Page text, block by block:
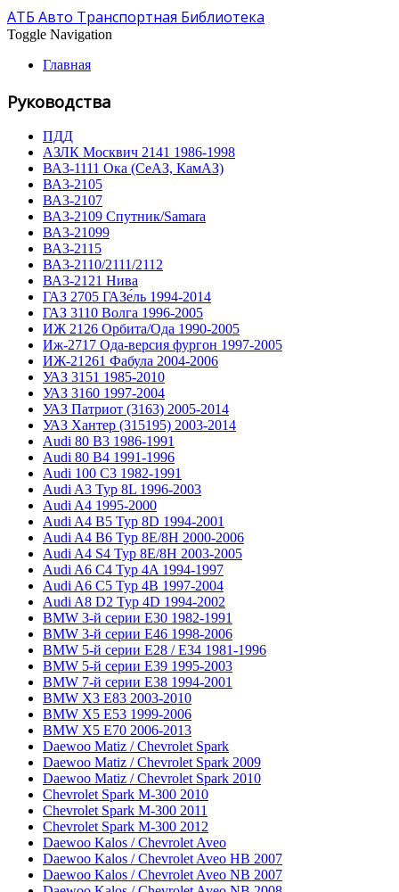
АТБ Авто Транспортная Библиотека
Toggle Navigation
Главная
Руководства
ПДД
АЗЛК Москвич 2141 1986-1998
ВА3-1111 Ока (СеАЗ, КамАЗ)
ВА3-2105
ВА3-2107
ВА3-2109 Спутник/Samara
ВА3-21099
ВА3-2115
ВА3-2110/2111/2112
ВА3-2121 Нива
ГАЗ 2705 ГАЗе́ль 1994-2014
ГАЗ 3110 Волга 1996-2005
ИЖ 2126 Орбита/Ода 1990-2005
Иж-2717 Ода-версия фургон 1997-2005
ИЖ-21261 Фабула 2004-2006
УАЗ 3151 1985-2010
УАЗ 3160 1997-2004
УАЗ Патриот (3163) 2005-2014
УАЗ Хантер (315195) 2003-2014
Audi 80 B3 1986-1991
Audi 80 B4 1991-1996
Audi 100 C3 1982-1991
Audi A3 Typ 8L 1996-2003
Audi A4 1995-2000
Audi A4 B5 Typ 8D 1994-2001
Audi A4 B6 Typ 8E/8H 2000-2006
Audi A4 S4 Typ 8E/8H 2003-2005
Audi A6 C4 Typ 4A 1994-1997
Audi A6 C5 Typ 4B 1997-2004
Audi A8 D2 Typ 4D 1994-2002
BMW 3-й серии E30 1982-1991
BMW 3-й серии E46 1998-2006
BMW 5-й серии E28 / E34 1981-1996
BMW 5-й серии E39 1995-2003
BMW 7-й серии E38 1994-2001
BMW X3 E83 2003-2010
BMW X5 E53 1999-2006
BMW X5 E70 2006-2013
Daewoo Matiz / Chevrolet Spark
Daewoo Matiz / Chevrolet Spark 2009
Daewoo Matiz / Chevrolet Spark 2010
Chevrolet Spark M-300 2010
Chevrolet Spark M-300 2011
Chevrolet Spark M-300 2012
Daewoo Kalos / Chevrolet Aveo
Daewoo Kalos / Chevrolet Aveo HB 2007
Daewoo Kalos / Chevrolet Aveo NB 2007